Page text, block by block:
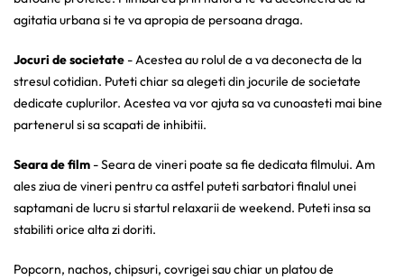
agitatia urbana si te va apropia de persoana draga.
Jocuri de societate - Acestea au rolul de a va deconecta de la
stresul cotidian. Puteti chiar sa alegeti din jocurile de societate
dedicate cuplurilor. Acestea va vor ajuta sa va cunoasteti mai bine
partenerul si sa scapati de inhibitii.
Seara de film - Seara de vineri poate sa fie dedicata filmului. Am
ales ziua de vineri pentru ca astfel puteti sarbatori finalul unei
saptamani de lucru si startul relaxarii de weekend. Puteti insa sa
stabiliti orice alta zi doriti.
Popcorn, nachos, chipsuri, covrigei sau chiar un platou de